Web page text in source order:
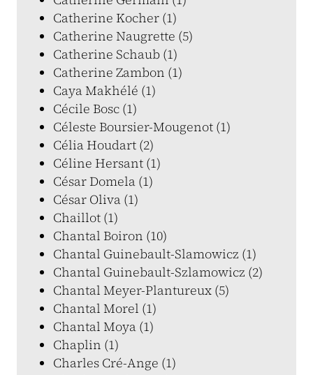
Catherine Kocher (1)
Catherine Naugrette (5)
Catherine Schaub (1)
Catherine Zambon (1)
Caya Makhélé (1)
Cécile Bosc (1)
Céleste Boursier-Mougenot (1)
Célia Houdart (2)
Céline Hersant (1)
César Domela (1)
César Oliva (1)
Chaillot (1)
Chantal Boiron (10)
Chantal Guinebault-Slamowicz (1)
Chantal Guinebault-Szlamowicz (2)
Chantal Meyer-Plantureux (5)
Chantal Morel (1)
Chantal Moya (1)
Chaplin (1)
Charles Cré-Ange (1)